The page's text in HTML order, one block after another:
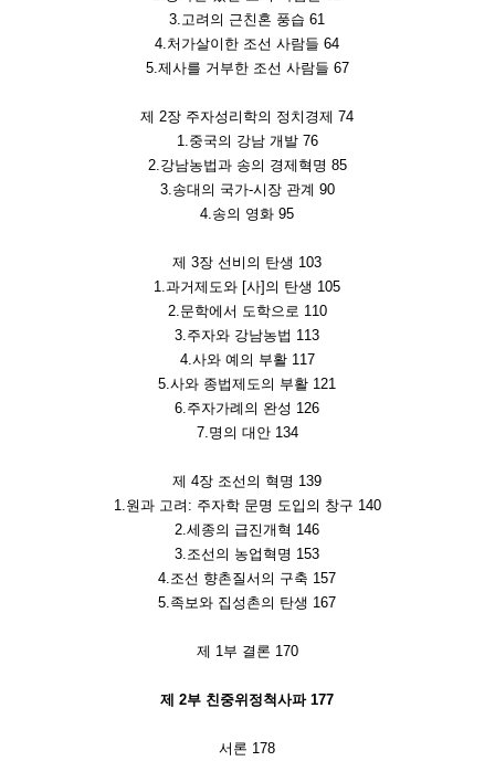
3.고려의 근친혼 풍습 61
4.처가살이한 조선 사람들 64
5.제사를 거부한 조선 사람들 67
제 2장 주자성리학의 정치경제 74
1.중국의 강남 개발 76
2.강남농법과 송의 경제혁명 85
3.송대의 국가-시장 관계 90
4.송의 영화 95
제 3장 선비의 탄생 103
1.과거제도와 [사]의 탄생 105
2.문학에서 도학으로 110
3.주자와 강남농법 113
4.사와 예의 부활 117
5.사와 종법제도의 부활 121
6.주자가례의 완성 126
7.명의 대안 134
제 4장 조선의 혁명 139
1.원과 고려: 주자학 문명 도입의 창구 140
2.세종의 급진개혁 146
3.조선의 농업혁명 153
4.조선 향촌질서의 구축 157
5.족보와 집성촌의 탄생 167
제 1부 결론 170
제 2부 친중위정척사파 177
서론 178